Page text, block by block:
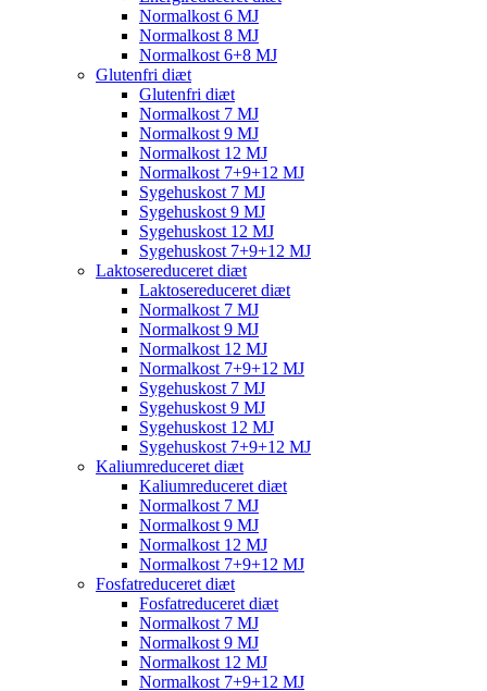
Normalkost 6 MJ
Normalkost 8 MJ
Normalkost 6+8 MJ
Glutenfri diæt
Glutenfri diæt
Normalkost 7 MJ
Normalkost 9 MJ
Normalkost 12 MJ
Normalkost 7+9+12 MJ
Sygehuskost 7 MJ
Sygehuskost 9 MJ
Sygehuskost 12 MJ
Sygehuskost 7+9+12 MJ
Laktosereduceret diæt
Laktosereduceret diæt
Normalkost 7 MJ
Normalkost 9 MJ
Normalkost 12 MJ
Normalkost 7+9+12 MJ
Sygehuskost 7 MJ
Sygehuskost 9 MJ
Sygehuskost 12 MJ
Sygehuskost 7+9+12 MJ
Kaliumreduceret diæt
Kaliumreduceret diæt
Normalkost 7 MJ
Normalkost 9 MJ
Normalkost 12 MJ
Normalkost 7+9+12 MJ
Fosfatreduceret diæt
Fosfatreduceret diæt
Normalkost 7 MJ
Normalkost 9 MJ
Normalkost 12 MJ
Normalkost 7+9+12 MJ